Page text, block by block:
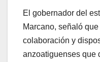
El gobernador del
Marcano, señaló
colaboración y
anzoatiguenses que